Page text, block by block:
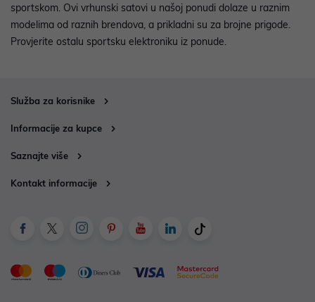
sportskom. Ovi vrhunski satovi u našoj ponudi dolaze u raznim
modelima od raznih brendova, a prikladni su za brojne prigode.
Provjerite ostalu sportsku elektroniku iz ponude.
Služba za korisnike
Informacije za kupce
Saznajte više
Kontakt informacije